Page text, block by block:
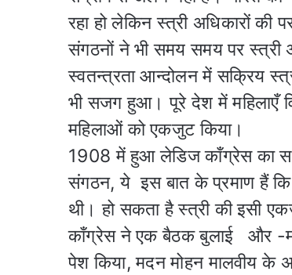
रहा हो लेकिन स्त्री अधिकारों की
संगठनों ने भी समय समय पर
स्वतन्त्रता आन्दोलन में सक्रिय
भी सजग हुआ। पूरे देश में महिलाएँ
महिलाओं को एकजुट किया।
1908 में हुआ लेडिज कॉंग्रेस का
संगठन, ये इस बात के प्रमाण हैं कि
थी। हो सकता है स्त्री की इसी
कॉंग्रेस ने एक बैठक बुलाई और -
पेश किया, मदन मोहन मालवीय के